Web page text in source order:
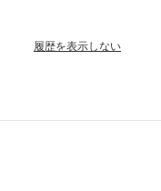
履歴を表示しない